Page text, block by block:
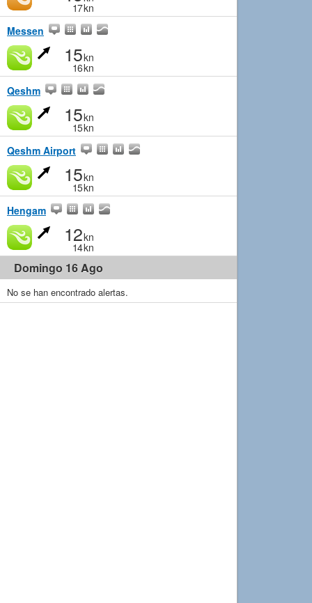
17kn
Messen
15kn
16kn
Qeshm
15kn
15kn
Qeshm Airport
15kn
15kn
Hengam
12kn
14kn
Domingo 16 Ago
No se han encontrado alertas.